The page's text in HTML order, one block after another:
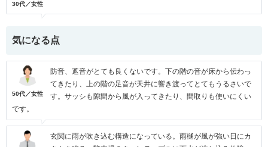
30代／女性
気になる点
50代／女性
防音、遮音がとても良くないです。下の階の音が床から伝わっ
てきたり、上の階の足音が天井に響き渡ってとてもうるさいで
す。サッシも隙間から風が入ってきたり、間取りも使いにくい
です。
玄関に雨が吹き込む構造になっている。雨樋が風が強い日にカ